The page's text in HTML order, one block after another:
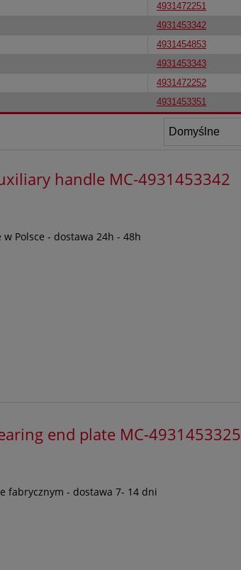
4931472251
4931453342
4931454853
4931453343
4931472252
4931453351
handle MC-4931453342
Polsce - dostawa 24h - 48h
end plate MC-4931453325
fabrycznym - dostawa 7- 14 dni